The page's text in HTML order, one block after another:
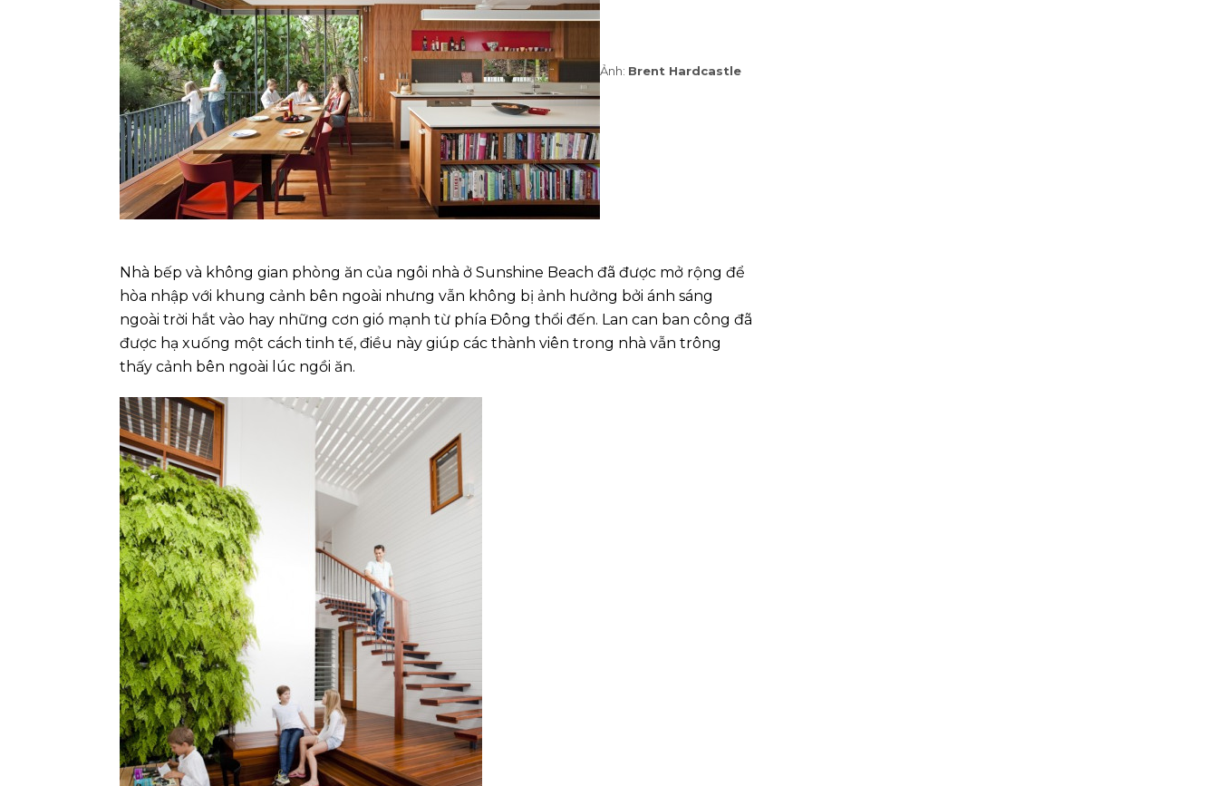
Ảnh: Brent Hardcastle
Nhà bếp và không gian phòng ăn của ngôi nhà ở Sunshine Beach đã được mở rộng để
hòa nhập với khung cảnh bên ngoài nhưng vẫn không bị ảnh hưởng bởi ánh sáng
ngoài trời hắt vào hay những cơn gió mạnh từ phía Đông thổi đến. Lan can ban công đã
được hạ xuống một cách tinh tế, điều này giúp các thành viên trong nhà vẫn trông
thấy cảnh bên ngoài lúc ngồi ăn.